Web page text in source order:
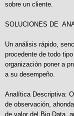
sobre un cliente.
SOLUCIONES DE
Un análisis rápido,
procedente de todo
organización poner a
a su desempeño.
Analítica Descriptiva:
de observación,
de valor del Big Data,